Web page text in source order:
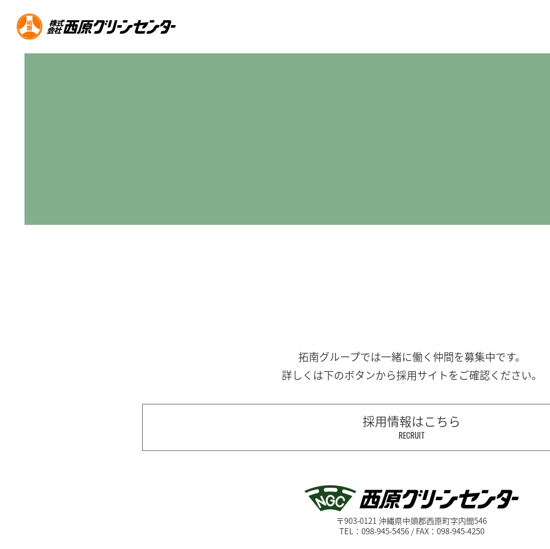
拓南グループでは一緒に働く 仲間を募集中です。
詳しくは下のボタンから採用サイトをご確認ください。
採用情報はこちら
RECRUIT
〒903-0121 沖縄県中頭郡西原町字内間546
TEL：098-945-5456 / FAX：098-945-4250